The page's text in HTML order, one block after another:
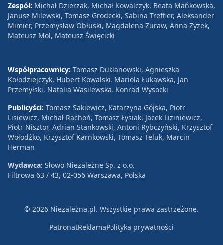
Zespół: Michał Dzierżak, Michał Kowalczyk, Beata Mańkowska,
Janusz Milewski, Tomasz Grodecki, Sabina Treffler, Aleksander
Mimier, Przemysław Obłuski, Magdalena Żuraw, Anna Zyzek,
Mateusz Mol, Mateusz Święcicki
Współpracownicy: Tomasz Duklanowski, Agnieszka
Kołodziejczyk, Hubert Kowalski, Mariola Łukawska, Jan
Przemyłski, Natalia Wasilewska, Konrad Wysocki
Publicyści: Tomasz Sakiewicz, Katarzyna Gójska, Piotr
Lisiewicz, Michał Rachoń, Tomasz Łysiak, Jacek Liziniewicz,
Piotr Nisztor, Adrian Stankowski, Antoni Rybczyński, Krzysztof
Wołodźko, Krzysztof Karnkowski, Tomasz Teluk, Marcin
Herman
Wydawca: Słowo Niezależne Sp. z o.o.
Filtrowa 63 / 43, 02-056 Warszawa, Polska
© 2026 Niezależna.pl. Wszystkie prawa zastrzeżone.
PatronatReklamaPolityka prywatności